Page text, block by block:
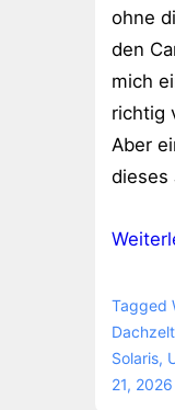
ohne
den
mich
richtig
Aber
dieses
Erster
in
diesem
Jahr
auf
Tagged
Dachzelt
Solaris,
21, 2026